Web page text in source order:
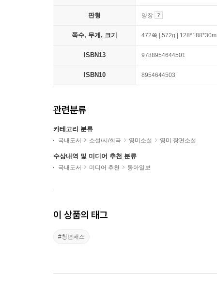
판형 양장
쪽수, 무게, 크기 472쪽 | 572g |
ISBN13 9788954644501
ISBN10 8954644503
관련분류
카테고리 분류
국내도서 소설/시/희곡 영미소설 영미 장편소설
수상내역 및 미디어 추천 분류
국내도서 미디어 추천 동아일보
이 상품의 태그
#청년패스